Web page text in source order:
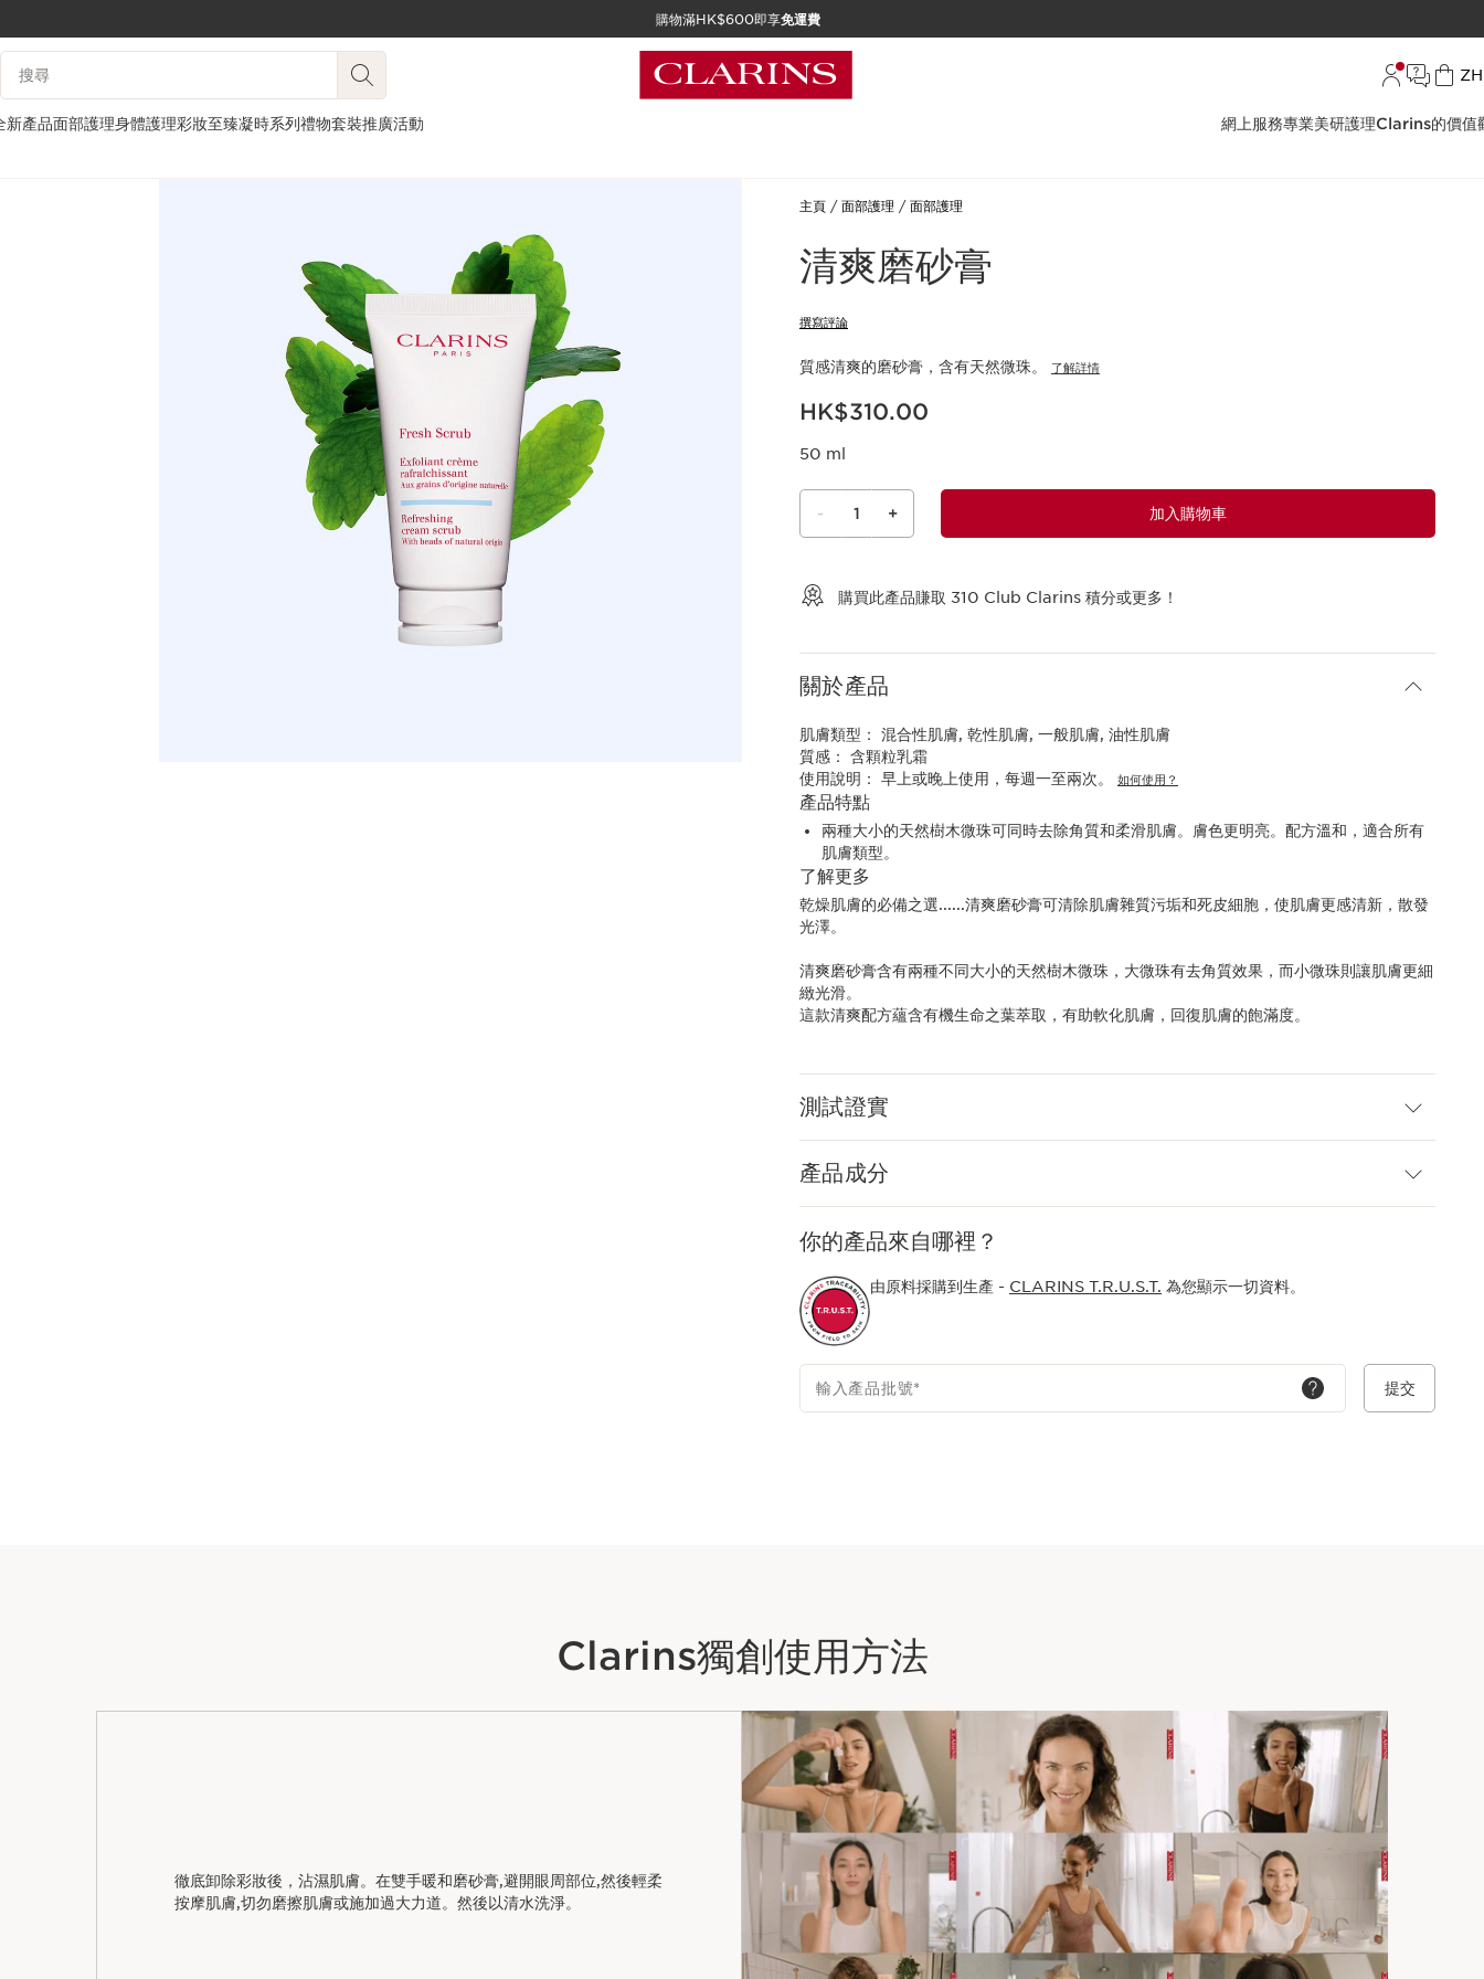
跳至內容
購物滿HK$600即享免運費
搜尋內容說明
語言
ZH
新產品面部護理身體護理彩妝至臻凝時系列禮物套裝推廣活動 網上服務專業美研護理Clarins的價值
主頁 面部護理 面部護理
清爽磨砂膏
撰寫評論
質感清爽的磨砂膏，含有天然微珠。 了解詳情
現在價格HK$310.00
HK$310.00
50 ml
- 1 + 加入購物車
購買此產品賺取 310 Club Clarins 積分或更多！
關於產品
肌膚類型： 混合性肌膚, 乾性肌膚, 一般肌膚, 油性肌膚
質感： 含顆粒乳霜
使用說明： 早上或晚上使用，每週一至兩次。 如何使用？
產品特點
兩種大小的天然樹木微珠可同時去除角質和柔滑肌膚。膚色更明亮。配方溫和，適合所有
肌膚類型。
了解更多
乾燥肌膚的必備之選......清爽磨砂膏可清除肌膚雜質污垢和死皮細胞，使肌膚更感清新，散發
光澤。
清爽磨砂膏含有兩種不同大小的天然樹木微珠，大微珠有去角質效果，而小微珠則讓肌膚更細
緻光滑。
這款清爽配方蘊含有機生命之葉萃取，有助軟化肌膚，回復肌膚的飽滿度。
測試證實
產品成分
你的產品來自哪裡？
由原料採購到生產 - CLARINS T.R.U.S.T. 為您顯示一切資料。
輸入產品批號* 提交
Clarins獨創使用方法
徹底卸除彩妝後，沾濕肌膚。在雙手暖和磨砂膏,避開眼周部位,然後輕柔
按摩肌膚,切勿磨擦肌膚或施加過大力道。然後以清水洗淨。